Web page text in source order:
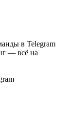
в Telegram
— всё на